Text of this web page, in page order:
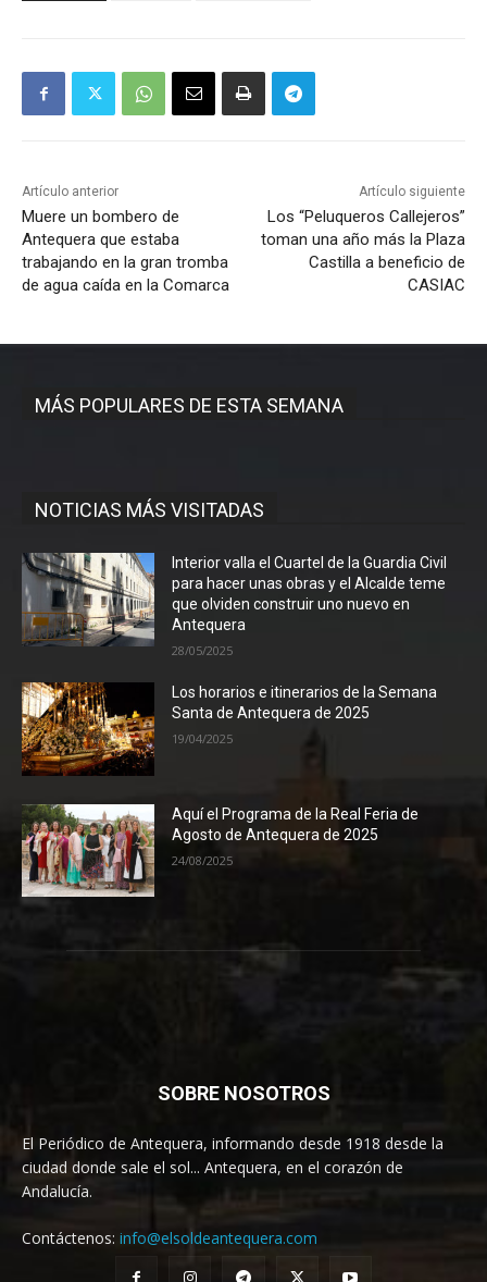
Artículo anterior
Muere un bombero de
Antequera que estaba
trabajando en la gran tromba
de agua caída en la Comarca
Artículo siguiente
Los “Peluqueros Callejeros”
toman una año más la Plaza
Castilla a beneficio de
CASIAC
MÁS POPULARES DE ESTA SEMANA
NOTICIAS MÁS VISITADAS
Interior valla el Cuartel de la Guardia Civil
para hacer unas obras y el Alcalde teme
que olviden construir uno nuevo en
Antequera
28/05/2025
Los horarios e itinerarios de la Semana
Santa de Antequera de 2025
19/04/2025
Aquí el Programa de la Real Feria de
Agosto de Antequera de 2025
24/08/2025
SOBRE NOSOTROS
El Periódico de Antequera, informando desde 1918 desde la
ciudad donde sale el sol... Antequera, en el corazón de
Andalucía.
Contáctenos: info@elsoldeantequera.com